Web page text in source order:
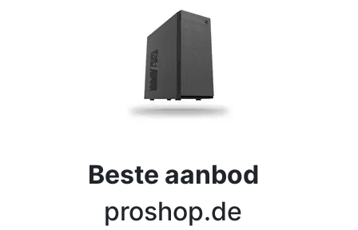
Beste aanbod
proshop.de